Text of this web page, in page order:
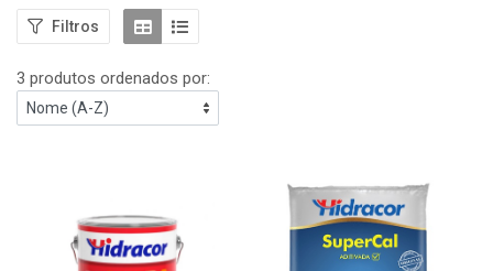
Filtros
3 produtos ordenados por: